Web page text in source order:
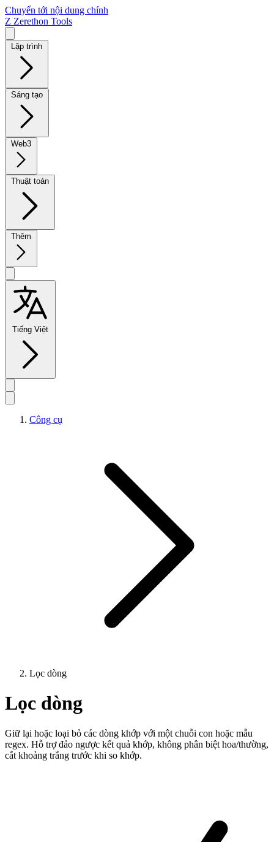
Chuyển tới nội dung chính
Z Zerethon Tools
Lập trình
Sáng tạo
Web3
Thuật toán
Thêm
Tiếng Việt
Công cụ
Lọc dòng
Lọc dòng
Giữ lại hoặc loại bỏ các dòng khớp với một chuỗi con hoặc mẫu
regex. Hỗ trợ đảo ngược kết quả khớp, không phân biệt hoa/thường,
cắt khoảng trắng trước khi so khớp.